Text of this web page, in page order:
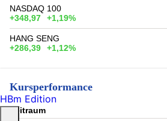
NASDAQ 100
+348,97
+1,19%
HANG SENG
+286,39
+1,12%
Kursperformance
Zeitraum
HBm Edition